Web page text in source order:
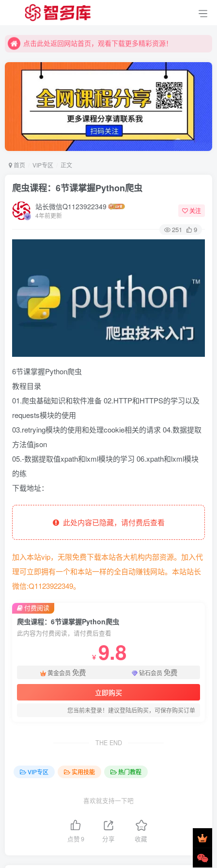
点击此处返回网站首页，观看下载更多精彩资源！
点击此处返回网站首页，观看下载更多精彩资源！
首页 VIP专区 正文
爬虫课程：6节课掌握Python爬虫
站长微信Q1123922349
4年前更新
关注
251 9
6节课掌握Python爬虫
教程目录
01.爬虫基础知识和软件准备 02.HTTP和HTTPS的学习以及
requests模块的使用
03.retrying模块的使用和处理cookie相关的请求 04.数据提取
方法值json
05.-数据提取值xpath和lxml模块的学习 06.xpath和lxml模块
的练
下载地址：
此处内容已隐藏，请付费后查看
加入本站vip，无限免费下载本站各大机构内部资源。加入代
理可立即拥有一个和本站一样的全自动赚钱网站。本站站长
微信:Q1123922349。
爬虫课程：6节课掌握Python爬虫
此内容为付费阅读，请付费后查看
￥ 9.8
黄金会员 免费 钻石会员 免费
立即购买
您当前未登录！建议登陆后购买，可保存购买订单
付费阅读
THE END
VIP专区 实用技能 热门教程
喜欢就支持一下吧
点赞9 分享 收藏